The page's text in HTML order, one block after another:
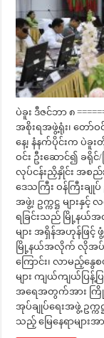
ပဲခူး ဒီဇင်ဘာ ၈
အစိုးရအဖွဲ့ရုံး၊ တော်
နေ့၊ နံနက်ပိုင်းက ပဲခူး
ဝင်း ဦးဆောင်၍ ခရိုင်
လုပ်ငန်းညှိနှိုင်း အစ
ဒေသကြီး ဝန်ကြီးချု
အဖွဲ့၊ ဥက္ကဋ္ဌ များ
ရခြင်းသည် မြို့နယ်အလို
များ အရှိန်အဟုန်ဖြင့်
မြို့နယ်အလိုက် လိုအပ်ချ
ကြောင်း၊ လာမည့်
များ ကျယ်ကျယ်ပ
အရေအတွက်အား ကြိုတင်
အုပ်ချုပ်ရေးအဖွဲ့ ဥက္က
သည့် မြေနေရာများအ